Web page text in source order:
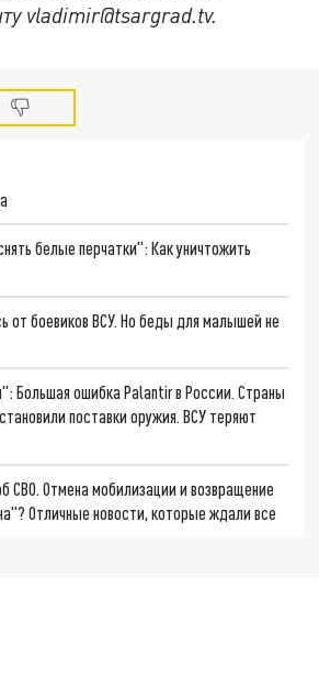
vladimir@tsargrad.tv.
белые перчатки": Как уничтожить
от боевиков ВСУ. Но беды для малышей не
Большая ошибка Palantir в России. Страны
поставки оружия. ВСУ теряют
СВО. Отмена мобилизации и возвращение
Отличные новости, которые ждали все